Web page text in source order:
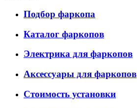
Подбор фаркопа
Каталог фаркопов
Электрика для фаркопов
Аксессуары для фаркопов
Стоимость установки